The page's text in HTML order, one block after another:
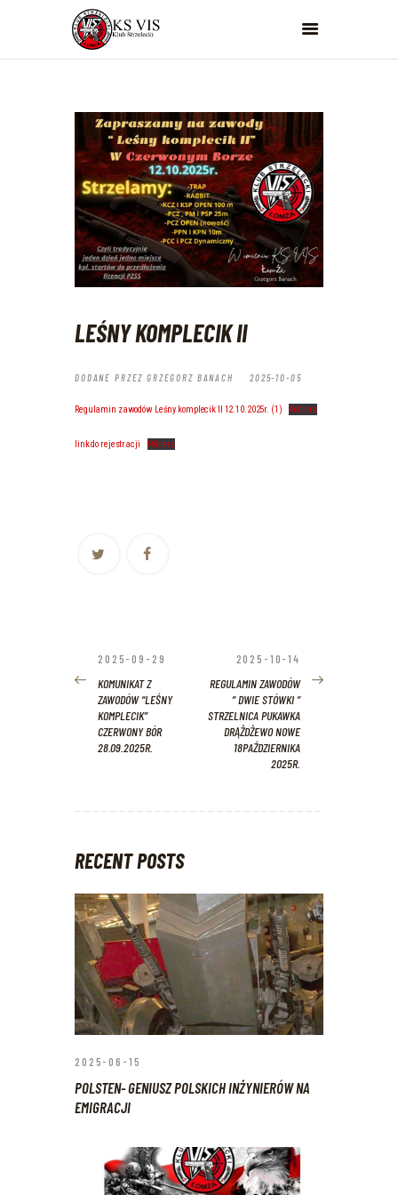
KS VIS ŁOMŻA
OFERTA
STRZELNICE
ZAWODY
KOLEKCJONER
DO POBRANIA
SEKCJA ŚLĄSK
KONTAKT
LEŚNY KOMPLECIK II
DODANE PRZEZGRZEGORZ BANACH 2025-10-05
Regulamin zawodów Leśny komplecik II 12.10.2025r. (1) Pobierz
link do rejestracji Pobierz
WPISU
PREVIOUS
2025-09-29
KOMUNIKAT Z
ZAWODÓW “LEŚNY
KOMPLECIK”
CZERWONY BÓR
28.09.2025R.
NEXT
2025-10-14
REGULAMIN ZAWODÓW
” DWIE STÓWKI ”
STRZELNICA PUKAWKA
DRĄŻDŻEWO NOWE
18PAŹDZIERNIKA
2025R.
RECENT POSTS
2025-06-15
POLSTEN- GENIUSZ POLSKICH INŻYNIERÓW NA
EMIGRACJI